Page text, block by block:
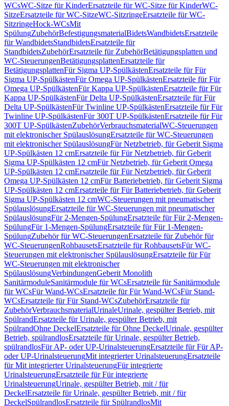
WCsWC-Sitze für KinderErsatzteile für WC-Sitze für KinderWC-
SitzeErsatzteile für WC-SitzeWC-SitzringeErsatzteile für WC-
SitzringeHock-WCsMit
SpülungZubehörBefestigungsmaterialBidetsWandbidetsErsatzteile
für WandbidetsStandbidetsErsatzteile für
StandbidetsZubehörErsatzteile für ZubehörBetätigungsplatten und
WC-SteuerungenBetätigungsplattenErsatzteile für
BetätigungsplattenFür Sigma UP-SpülkästenErsatzteile für Für
Sigma UP-SpülkästenFür Omega UP-SpülkästenErsatzteile für Für
Omega UP-SpülkästenFür Kappa UP-SpülkästenErsatzteile für Für
Kappa UP-SpülkästenFür Delta UP-SpülkästenErsatzteile für Für
Delta UP-SpülkästenFür Twinline UP-SpülkästenErsatzteile für Für
Twinline UP-SpülkästenFür 300T UP-SpülkästenErsatzteile für Für
300T UP-SpülkästenZubehörVerbrauchsmaterialWC-Steuerungen
mit elektronischer SpülauslösungErsatzteile für WC-Steuerungen
mit elektronischer SpülauslösungFür Netzbetrieb, für Geberit Sigma
UP-Spülkästen 12 cmErsatzteile für Für Netzbetrieb, für Geberit
Sigma UP-Spülkästen 12 cmFür Netzbetrieb, für Geberit Omega
UP-Spülkästen 12 cmErsatzteile für Für Netzbetrieb, für Geberit
Omega UP-Spülkästen 12 cmFür Batteriebetrieb, für Geberit Sigma
UP-Spülkästen 12 cmErsatzteile für Für Batteriebetrieb, für Geberit
Sigma UP-Spülkästen 12 cmWC-Steuerungen mit pneumatischer
SpülauslösungErsatzteile für WC-Steuerungen mit pneumatischer
SpülauslösungFür 2-Mengen-SpülungErsatzteile für Für 2-Mengen-
SpülungFür 1-Mengen-SpülungErsatzteile für Für 1-Mengen-
SpülungZubehör für WC-SteuerungenErsatzteile für Zubehör für
WC-SteuerungenRohbausetsErsatzteile für RohbausetsFür WC-
Steuerungen mit elektronischer SpülauslösungErsatzteile für Für
WC-Steuerungen mit elektronischer
SpülauslösungVerbindungenGeberit Monolith
SanitärmoduleSanitärmodule für WCsErsatzteile für Sanitärmodule
für WCsFür Wand-WCsErsatzteile für Für Wand-WCsFür Stand-
WCsErsatzteile für Für Stand-WCsZubehörErsatzteile für
ZubehörVerbrauchsmaterialUrinaleUrinale, gespülter Betrieb, mit
SpülrandErsatzteile für Urinale, gespülter Betrieb, mit
SpülrandOhne DeckelErsatzteile für Ohne DeckelUrinale, gespülter
Betrieb, spülrandlosErsatzteile für Urinale, gespülter Betrieb,
spülrandlosFür AP- oder UP-UrinalsteuerungErsatzteile für Für AP-
oder UP-UrinalsteuerungMit integrierter UrinalsteuerungErsatzteile
für Mit integrierter UrinalsteuerungFür integrierte
UrinalsteuerungErsatzteile für Für integrierte
UrinalsteuerungUrinale, gespülter Betrieb, mit / für
DeckelErsatzteile für Urinale, gespülter Betrieb, mit / für
DeckelSpülrandlosErsatzteile für SpülrandlosMit